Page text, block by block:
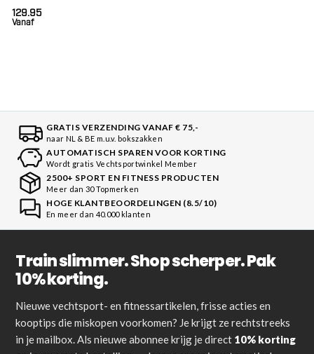
Vanaf
129.95
GRATIS VERZENDING VANAF € 75,-
naar NL & BE m.u.v. bokszakken
AUTOMATISCH SPAREN VOOR KORTING
Wordt gratis Vechtsportwinkel Member
2500+ SPORT EN FITNESS PRODUCTEN
Meer dan 30 Topmerken
HOGE KLANTBEOORDELINGEN (8.5/10)
En meer dan 40.000 klanten
Train slimmer. Shop scherper. Pak
10% korting.
Nieuwe vechtsport- en fitnessartikelen, frisse acties en
kooptips die miskopen voorkomen? Je krijgt ze rechtstreeks
in je mailbox. Als nieuwe abonnee krijg je direct 10% korting